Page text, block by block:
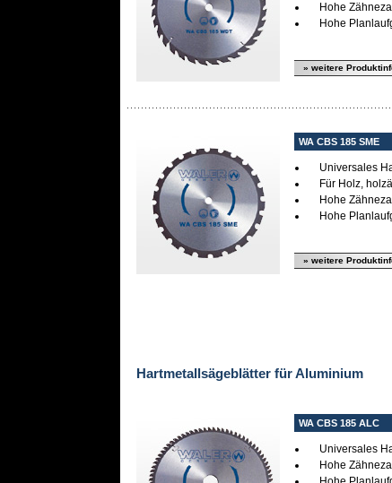
Hohe
Hohe
» weitere
WA CBS 185 SME
Universales
Für Holz,
Hohe
Hohe
» weitere
Hartmetallsägeblätter für Aluminium
WA CBS 185 ALC
Universales
Hohe